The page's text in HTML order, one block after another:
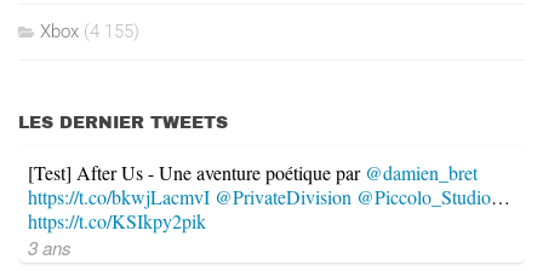
Xbox (4 155)
LES DERNIER TWEETS
[Test] After Us - Une aventure poétique par @damien_bret
https://t.co/bkwjLacmvI @PrivateDivision @Piccolo_Studio…
https://t.co/KSIkpy2pik
3 ans